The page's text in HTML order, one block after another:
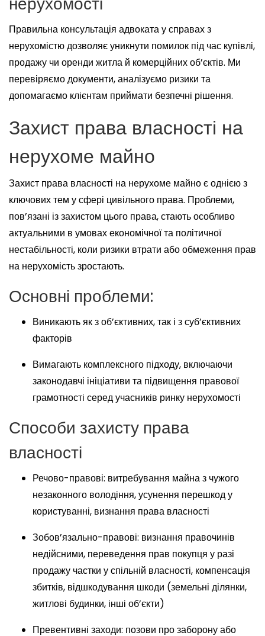
Правильна консультація адвоката у справах з
нерухомістю дозволяє уникнути помилок під час купівлі,
продажу чи оренди житла й комерційних об’єктів. Ми
перевіряємо документи, аналізуємо ризики та
допомагаємо клієнтам приймати безпечні рішення.
Захист права власності на
нерухоме майно
Захист права власності на нерухоме майно є однією з
ключових тем у сфері цивільного права. Проблеми,
пов’язані із захистом цього права, стають особливо
актуальними в умовах економічної та політичної
нестабільності, коли ризики втрати або обмеження прав
на нерухомість зростають.
Основні проблеми:
Виникають як з об’єктивних, так і з суб’єктивних
факторів
Вимагають комплексного підходу, включаючи
законодавчі ініціативи та підвищення правової
грамотності серед учасників ринку нерухомості
Способи захисту права
власності
Речово-правові: витребування майна з чужого
незаконного володіння, усунення перешкод у
користуванні, визнання права власності
Зобов’язально-правові: визнання правочинів
недійсними, переведення прав покупця у разі
продажу частки у спільній власності, компенсація
збитків, відшкодування шкоди (земельні ділянки,
житлові будинки, інші об’єкти)
Превентивні заходи: позови про заборону або